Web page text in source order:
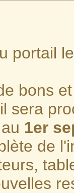
portail
bons
sera
1er
de